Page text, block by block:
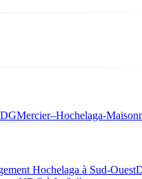
Mercier–Hochelaga-
Hochelaga à Sud-Ouest